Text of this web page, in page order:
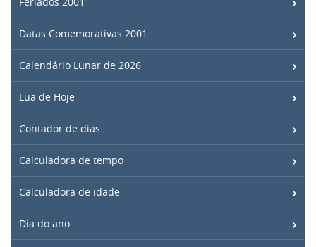
Datas Comemorativas 2001
Calendário Lunar de 2026
Lua de Hoje
Contador de dias
Calculadora de tempo
Calculadora de idade
Dia do ano